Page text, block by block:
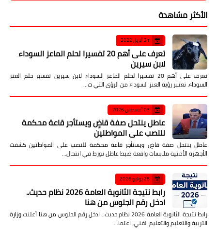
الأكثر مشاهدة
21 أبريل 2022
تعرف على أهم 20 تفسيرا لحلم الماعز السوداء
لابن سيرين
تعرف على أهم 20 تفسيرا لحلم الماعز السوداء لابن سيرين تفسير حلم العنز
السوداء، تعتبر رؤية العنز السوداء من الرؤى التي ت…
03 أغسطس 2026
عاطل ينتحل صفة قاضٍ ويستأجر قاعة محكمة
للنصب على المواطنين
عاطل ينتحل صفة قاضٍ ويستأجر قاعة محكمة للنصب على المواطنين كشفت
الأجهزة الأمنية ملابسات واقعة ضبط عاطل تورط في انتحال…
28 يوليو 2026
رابط نتيجة الثانوية العامة 2026 نظام حديث..
ادخل رقم الجلوس من هنا
رابط نتيجة الثانوية العامة 2026 نظام حديث.. ادخل رقم الجلوس من هنا أعلنت وزارة
التربية والتعليم والتعليم الفني، اعتما…